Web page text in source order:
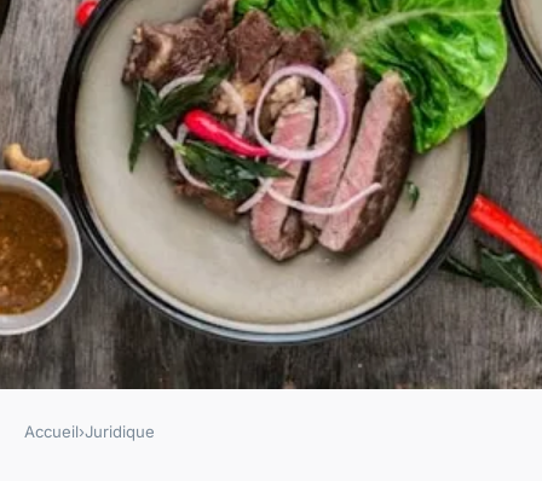
Accueil›Juridique